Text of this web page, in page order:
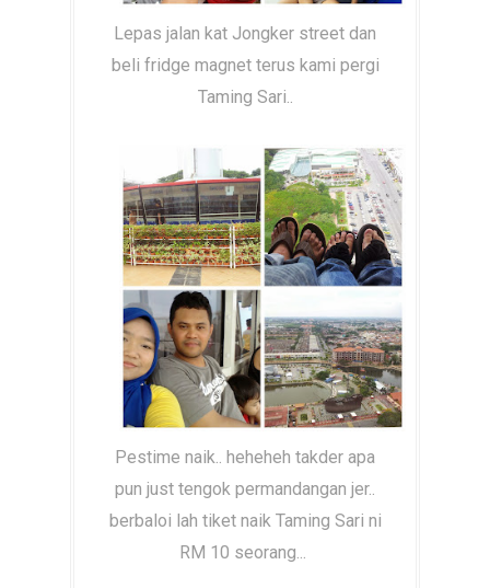
Lepas jalan kat Jongker street dan
beli fridge magnet terus kami pergi
Taming Sari..
Pestime naik.. heheheh takder apa
pun just tengok permandangan jer..
berbaloi lah tiket naik Taming Sari ni
RM 10 seorang...